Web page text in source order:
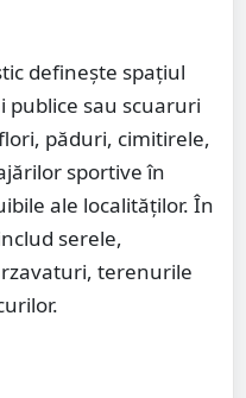
definește spațiul
sau scuaruri
păduri, cimitirele,
sportive în
ale localităților. În
serele,
terenurile